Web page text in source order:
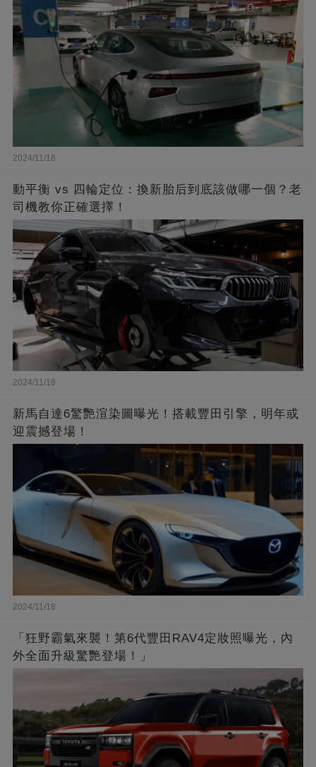
2024/11/18
動平衡 vs 四輪定位：換新胎后到底該做哪一個？老
司機教你正確選擇！
2024/11/18
新馬自達6驚艷渲染圖曝光！搭載豐田引擎，明年或
迎震撼登場！
2024/11/18
「狂野霸氣來襲！第6代豐田RAV4定妝照曝光，內
外全面升級驚艷登場！」